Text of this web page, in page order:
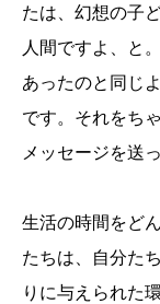
たは、幻想の子
人間ですよ、と
あったのと同じ
です。それをち
メッセージを送
生活の時間をど
たちは、自分た
りに与えられた